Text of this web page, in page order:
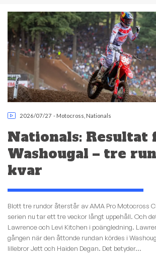
2026/07/27 - Motocross Nationals
Nationals: Resultat
Washougal – tre
kvar
Blott tre rundor återstår av AMA Pro Motocross
serien nu tar ett tre veckor långt uppehåll. Och
Lawrence och Levi Kitchen i poängledning.
gången när den åttonde rundan kördes i
lillebror Jett och Haiden Degan. Det betyder...